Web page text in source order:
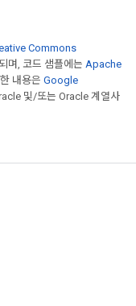
Commons
며, 코드 샘플에는 Apache
내용은 Google
및/또는 Oracle 계열사